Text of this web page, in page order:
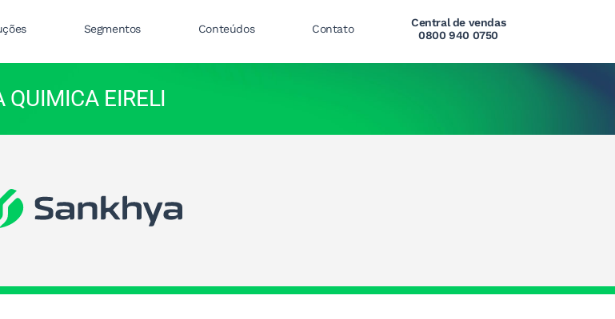
Segmentos Conteúdos Contato
Central de vendas
0800 940 0750
QUIMICA EIRELI